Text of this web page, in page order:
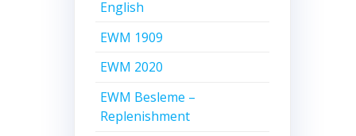
English
EWM 1909
EWM 2020
EWM Besleme –
Replenishment